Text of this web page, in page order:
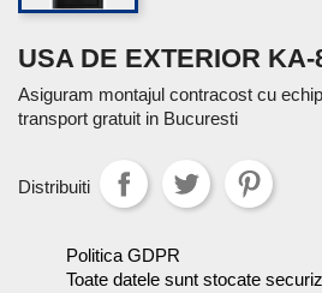
USA DE EXTERIOR KA-
Asiguram montajul contracost cu
transport gratuit in Bucuresti
Distribuiti
Politica GDPR
Toate datele sunt stocate